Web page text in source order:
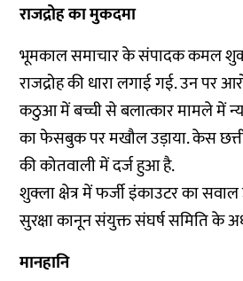
राजद्रोह का मुकदमा
भूमकाल समाचार के संपादक कमल
राजद्रोह की धारा लगाई गई. उन पर
कठुआ में बच्ची से बलात्कार मामले में
का फेसबुक पर मखौल उड़ाया. केस
की कोतवाली में दर्ज हुआ है.
शुक्ला क्षेत्र में फर्जी इंकाउटर का
सुरक्षा कानून संयुक्त संघर्ष समिति के
मानहानि